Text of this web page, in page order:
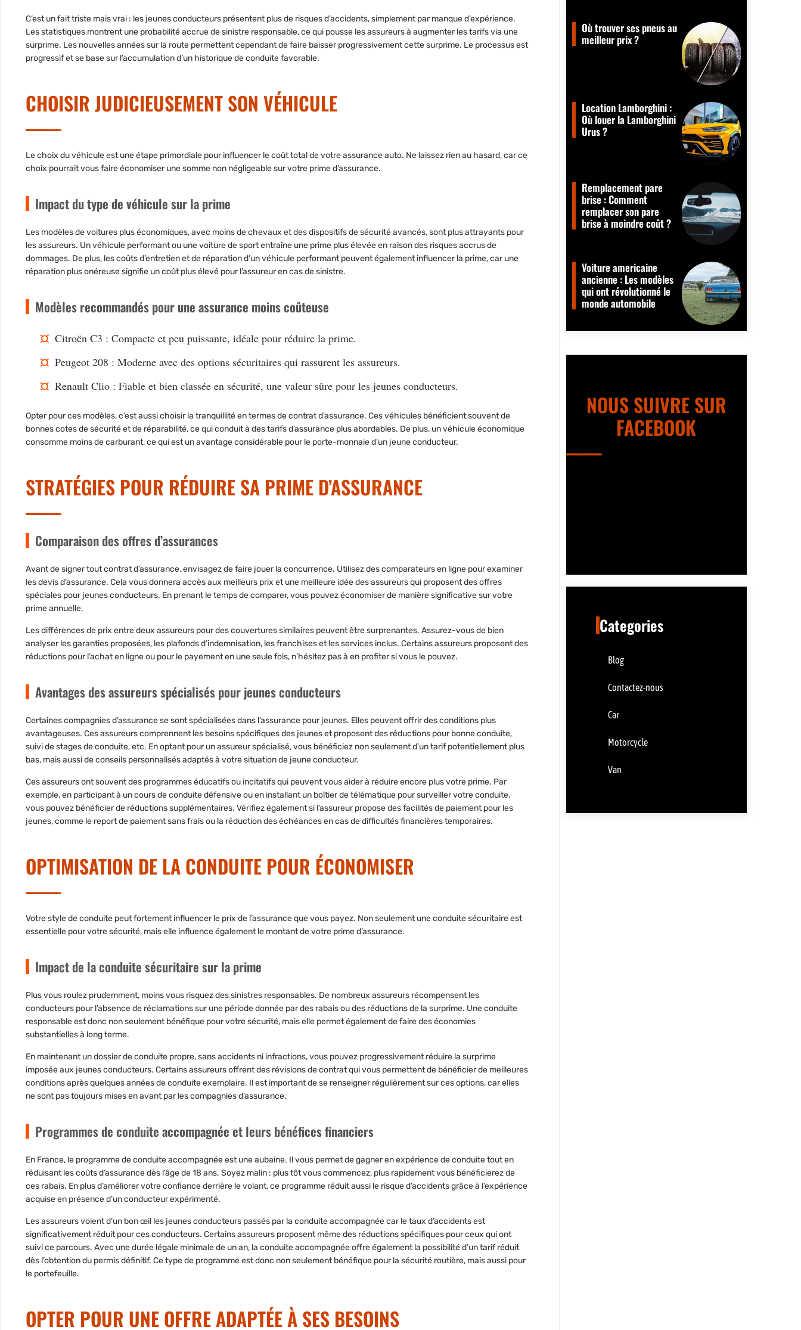
C’est un fait triste mais vrai : les jeunes conducteurs présentent plus de risques d’accidents, simplement par manque d’expérience.
Les statistiques montrent une probabilité accrue de sinistre responsable, ce qui pousse les assureurs à augmenter les tarifs via une
surprime. Les nouvelles années sur la route permettent cependant de faire baisser progressivement cette surprime. Le processus est
progressif et se base sur l’accumulation d’un historique de conduite favorable.
CHOISIR JUDICIEUSEMENT SON VÉHICULE
Le choix du véhicule est une étape primordiale pour influencer le coût total de votre assurance auto. Ne laissez rien au hasard, car ce
choix pourrait vous faire économiser une somme non négligeable sur votre prime d’assurance.
Impact du type de véhicule sur la prime
Les modèles de voitures plus économiques, avec moins de chevaux et des dispositifs de sécurité avancés, sont plus attrayants pour
les assureurs. Un véhicule performant ou une voiture de sport entraîne une prime plus élevée en raison des risques accrus de
dommages. De plus, les coûts d’entretien et de réparation d’un véhicule performant peuvent également influencer la prime, car une
réparation plus onéreuse signifie un coût plus élevé pour l’assureur en cas de sinistre.
Modèles recommandés pour une assurance moins coûteuse
Citroën C3 : Compacte et peu puissante, idéale pour réduire la prime.
Peugeot 208 : Moderne avec des options sécuritaires qui rassurent les assureurs.
Renault Clio : Fiable et bien classée en sécurité, une valeur sûre pour les jeunes conducteurs.
Opter pour ces modèles, c’est aussi choisir la tranquillité en termes de contrat d’assurance. Ces véhicules bénéficient souvent de
bonnes cotes de sécurité et de réparabilité, ce qui conduit à des tarifs d’assurance plus abordables. De plus, un véhicule économique
consomme moins de carburant, ce qui est un avantage considérable pour le porte-monnaie d’un jeune conducteur.
STRATÉGIES POUR RÉDUIRE SA PRIME D’ASSURANCE
Comparaison des offres d’assurances
Avant de signer tout contrat d’assurance, envisagez de faire jouer la concurrence. Utilisez des comparateurs en ligne pour examiner
les devis d’assurance. Cela vous donnera accès aux meilleurs prix et une meilleure idée des assureurs qui proposent des offres
spéciales pour jeunes conducteurs. En prenant le temps de comparer, vous pouvez économiser de manière significative sur votre
prime annuelle.
Les différences de prix entre deux assureurs pour des couvertures similaires peuvent être surprenantes. Assurez-vous de bien
analyser les garanties proposées, les plafonds d’indemnisation, les franchises et les services inclus. Certains assureurs proposent des
réductions pour l’achat en ligne ou pour le payement en une seule fois, n’hésitez pas à en profiter si vous le pouvez.
Avantages des assureurs spécialisés pour jeunes conducteurs
Certaines compagnies d’assurance se sont spécialisées dans l’assurance pour jeunes. Elles peuvent offrir des conditions plus
avantageuses. Ces assureurs comprennent les besoins spécifiques des jeunes et proposent des réductions pour bonne conduite,
suivi de stages de conduite, etc. En optant pour un assureur spécialisé, vous bénéficiez non seulement d’un tarif potentiellement plus
bas, mais aussi de conseils personnalisés adaptés à votre situation de jeune conducteur.
Ces assureurs ont souvent des programmes éducatifs ou incitatifs qui peuvent vous aider à réduire encore plus votre prime. Par
exemple, en participant à un cours de conduite défensive ou en installant un boîtier de télématique pour surveiller votre conduite,
vous pouvez bénéficier de réductions supplémentaires. Vérifiez également si l’assureur propose des facilités de paiement pour les
jeunes, comme le report de paiement sans frais ou la réduction des échéances en cas de difficultés financières temporaires.
OPTIMISATION DE LA CONDUITE POUR ÉCONOMISER
Votre style de conduite peut fortement influencer le prix de l’assurance que vous payez. Non seulement une conduite sécuritaire est
essentielle pour votre sécurité, mais elle influence également le montant de votre prime d’assurance.
Impact de la conduite sécuritaire sur la prime
Plus vous roulez prudemment, moins vous risquez des sinistres responsables. De nombreux assureurs récompensent les
conducteurs pour l’absence de réclamations sur une période donnée par des rabais ou des réductions de la surprime. Une conduite
responsable est donc non seulement bénéfique pour votre sécurité, mais elle permet également de faire des économies
substantielles à long terme.
En maintenant un dossier de conduite propre, sans accidents ni infractions, vous pouvez progressivement réduire la surprime
imposée aux jeunes conducteurs. Certains assureurs offrent des révisions de contrat qui vous permettent de bénéficier de meilleures
conditions après quelques années de conduite exemplaire. Il est important de se renseigner régulièrement sur ces options, car elles
ne sont pas toujours mises en avant par les compagnies d’assurance.
Programmes de conduite accompagnée et leurs bénéfices financiers
En France, le programme de conduite accompagnée est une aubaine. Il vous permet de gagner en expérience de conduite tout en
réduisant les coûts d’assurance dès l’âge de 18 ans. Soyez malin : plus tôt vous commencez, plus rapidement vous bénéficierez de
ces rabais. En plus d’améliorer votre confiance derrière le volant, ce programme réduit aussi le risque d’accidents grâce à l’expérience
acquise en présence d’un conducteur expérimenté.
Les assureurs voient d’un bon œil les jeunes conducteurs passés par la conduite accompagnée car le taux d’accidents est
significativement réduit pour ces conducteurs. Certains assureurs proposent même des réductions spécifiques pour ceux qui ont
suivi ce parcours. Avec une durée légale minimale de un an, la conduite accompagnée offre également la possibilité d’un tarif réduit
dès l’obtention du permis définitif. Ce type de programme est donc non seulement bénéfique pour la sécurité routière, mais aussi pour
le portefeuille.
OPTER POUR UNE OFFRE ADAPTÉE À SES BESOINS
Où trouver ses pneus au
meilleur prix ?
Location Lamborghini :
Où louer la Lamborghini
Urus ?
Remplacement pare
brise : Comment
remplacer son pare
brise à moindre coût ?
Voiture americaine
ancienne : Les modèles
qui ont révolutionné le
monde automobile
NOUS SUIVRE SUR
FACEBOOK
Categories
Blog
Contactez-nous
Car
Motorcycle
Van